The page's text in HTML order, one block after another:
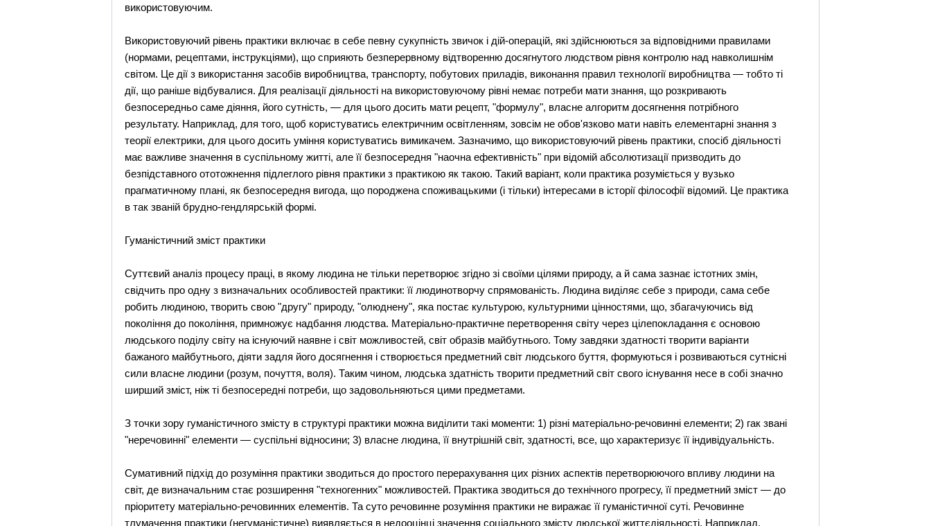
використовуючим.
Використовуючий рівень практики включає в себе певну сукупність звичок і дій-операцій, які здійснюються за відповідними правилами
(нормами, рецептами, інструкціями), що сприяють безперервному відтворенню досягнутого людством рівня контролю над навколишнім
світом. Це дії з використання засобів виробництва, транспорту, побутових приладів, виконання правил технології виробництва — тобто ті
дії, що раніше відбувалися. Для реалізації діяльності на використовуючому рівні немає потреби мати знання, що розкривають
безпосередньо саме діяння, його сутність, — для цього досить мати рецепт, "формулу", власне алгоритм досягнення потрібного
результату. Наприклад, для того, щоб користуватись електричним освітленням, зовсім не обов'язково мати навіть елементарні знання з
теорії електрики, для цього досить уміння користуватись вимикачем. Зазначимо, що використовуючий рівень практики, спосіб діяльності
має важливе значення в суспільному житті, але її безпосередня "наочна ефективність" при відомій абсолютизації призводить до
безпідставного ототожнення підлеглого рівня практики з практикою як такою. Такий варіант, коли практика розуміється у вузько
прагматичному плані, як безпосередня вигода, що породжена споживацькими (і тільки) інтересами в історії філософії відомий. Це практика
в так званій брудно-гендлярській формі.
Гуманістичний зміст практики
Суттєвий аналіз процесу праці, в якому людина не тільки перетворює згідно зі своїми цілями природу, а й сама зазнає істотних змін,
свідчить про одну з визначальних особливостей практики: її людинотворчу спрямованість. Людина виділяє себе з природи, сама себе
робить людиною, творить свою "другу" природу, "олюднену", яка постає культурою, культурними цінностями, що, збагачуючись від
покоління до покоління, примножує надбання людства. Матеріально-практичне перетворення світу через цілепокладання є основою
людського поділу світу на існуючий наявне і світ можливостей, світ образів майбутнього. Тому завдяки здатності творити варіанти
бажаного майбутнього, діяти задля його досягнення і створюється предметний світ людського буття, формуються і розвиваються сутнісні
сили власне людини (розум, почуття, воля). Таким чином, людська здатність творити предметний світ свого існування несе в собі значно
ширший зміст, ніж ті безпосередні потреби, що задовольняються цими предметами.
З точки зору гуманістичного змісту в структурі практики можна виділити такі моменти: 1) різні матеріально-речовинні елементи; 2) гак звані
"неречовинні" елементи — суспільні відносини; 3) власне людина, її внутрішній світ, здатності, все, що характеризує її індивідуальність.
Сумативний підхід до розуміння практики зводиться до простого перерахування цих різних аспектів перетворюючого впливу людини на
світ, де визначальним стає розширення "техногенних" можливостей. Практика зводиться до технічного прогресу, її предметний зміст — до
пріоритету матеріально-речовинних елементів. Та суто речовинне розуміння практики не виражає її гуманістичної суті. Речовинне
тлумачення практики (негуманістичне) виявляється в недооцінці значення соціального змісту людської життєдіяльності. Наприклад,